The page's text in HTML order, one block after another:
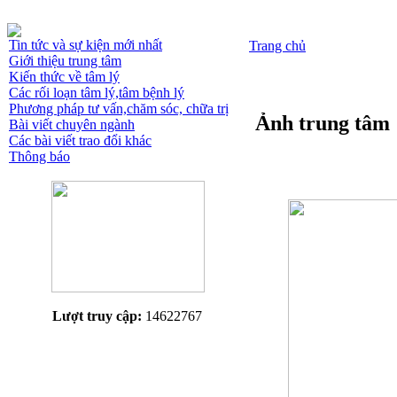
Tin tức và sự kiện mới nhất
Giới thiệu trung tâm
Kiến thức về tâm lý
Các rối loạn tâm lý,tâm bệnh lý
Phương pháp tư vấn,chăm sóc, chữa trị
Bài viết chuyên ngành
Các bài viết trao đổi khác
Thông báo
Lượt truy cập: 14622767
Trang chủ
Ảnh trung tâm